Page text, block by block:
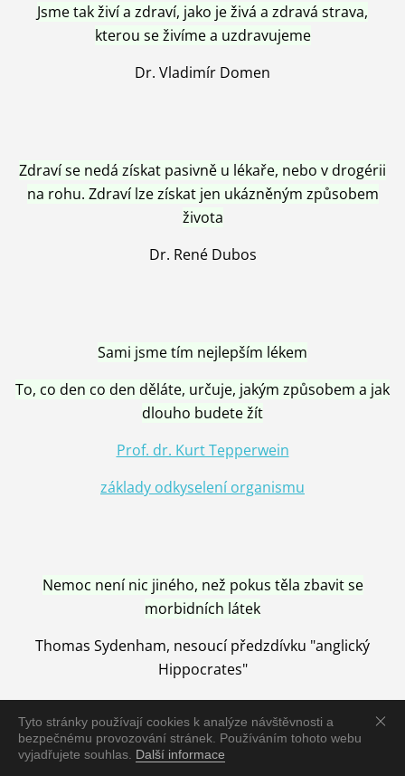
Tyto stránky používají cookies k analýze návštěvnosti a
bezpečnému provozování stránek. Používáním tohoto webu
vyjadřujete souhlas. Další informace
Jsme tak živí a zdraví, jako je živá a zdravá strava,
kterou se živíme a uzdravujeme
Dr. Vladimír Domen
Zdraví se nedá získat pasivně u lékaře, nebo v drogérii
na rohu. Zdraví lze získat jen ukázněným způsobem
života
Dr. René Dubos
Sami jsme tím nejlepším lékem
To, co den co den děláte, určuje, jakým způsobem a jak
dlouho budete žít
Prof. dr. Kurt Tepperwein
základy odkyselení organismu
Nemoc není nic jiného, než pokus těla zbavit se
morbidních látek
Thomas Sydenham, nesoucí předzdívku "anglický
Hippocrates"
Nemoc je vyléčena jen pomocí Přírody, neutralizací a